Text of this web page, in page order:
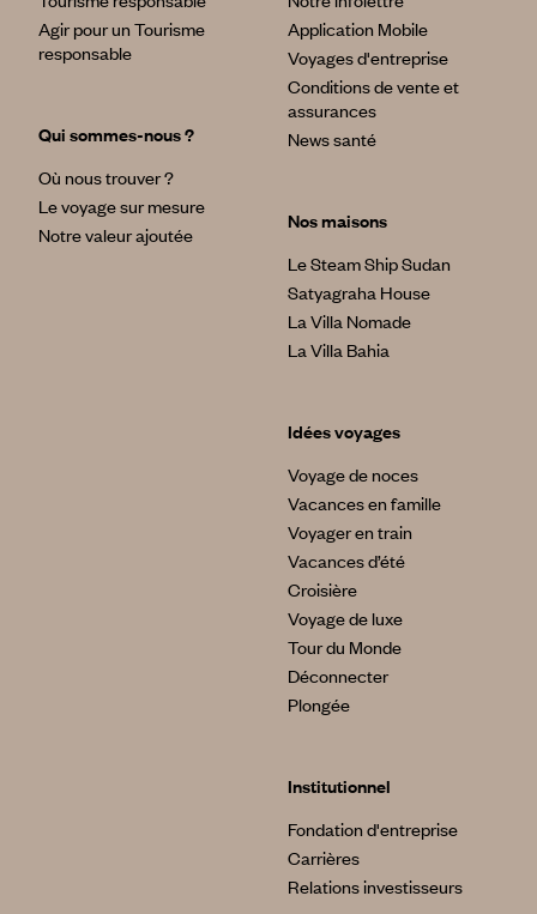
Agir pour un Tourisme
responsable
Qui sommes-nous ?
Où nous trouver ?
Le voyage sur mesure
Notre valeur ajoutée
Application Mobile
Voyages d'entreprise
Conditions de vente et
assurances
News santé
Nos maisons
Le Steam Ship Sudan
Satyagraha House
La Villa Nomade
La Villa Bahia
Idées voyages
Voyage de noces
Vacances en famille
Voyager en train
Vacances d’été
Croisière
Voyage de luxe
Tour du Monde
Déconnecter
Plongée
Institutionnel
Fondation d'entreprise
Carrières
Relations investisseurs